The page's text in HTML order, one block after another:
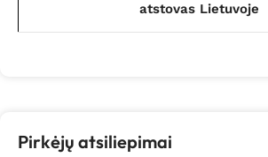
atstovas Lietuvoje
Pirkėjų atsiliepimai